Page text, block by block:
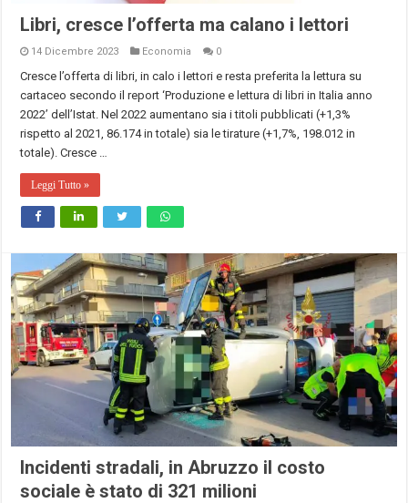
Libri, cresce l’offerta ma calano i lettori
14 Dicembre 2023 Economia 0
Cresce l’offerta di libri, in calo i lettori e resta preferita la lettura su
cartaceo secondo il report ‘Produzione e lettura di libri in Italia anno
2022’ dell’Istat. Nel 2022 aumentano sia i titoli pubblicati (+1,3%
rispetto al 2021, 86.174 in totale) sia le tirature (+1,7%, 198.012 in
totale). Cresce …
Leggi Tutto »
Incidenti stradali, in Abruzzo il costo
sociale è stato di 321 milioni